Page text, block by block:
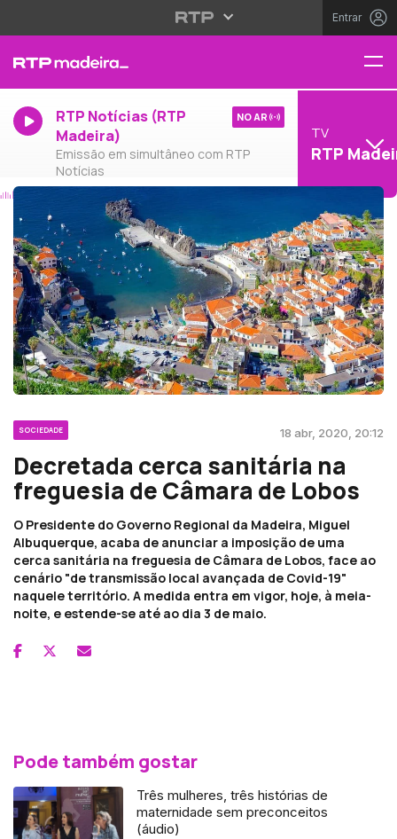
Entrar
RTP Notícias (RTP
Madeira)
Emissão em simultâneo com RTP
Notícias
NO AR
TV
RTP
SOCIEDADE 18 abr, 2020, 20:12
Decretada cerca sanitária na
freguesia de Câmara de Lobos
O Presidente do Governo Regional da Madeira, Miguel
Albuquerque, acaba de anunciar a imposição de uma
cerca sanitária na freguesia de Câmara de Lobos, face ao
cenário "de transmissão local avançada de Covid-19"
naquele território. A medida entra em vigor, hoje, à meia-
noite, e estende-se até ao dia 3 de maio.
Pode também gostar
Três mulheres, três histórias de
maternidade sem preconceitos
(áudio)